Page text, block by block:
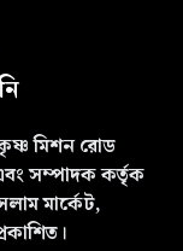
মিশন রোড
সম্পাদক কর্তৃক
মার্কেট,